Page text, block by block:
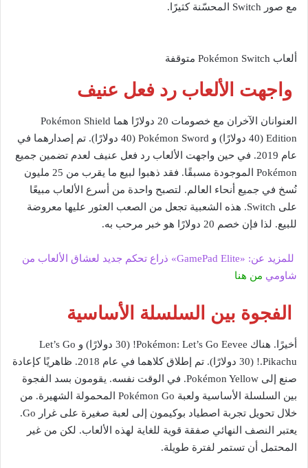
مع صور Switch المحسّنة كثيرًا.
ألعاب Pokémon Switch متوقفة
واجهت الألعاب رد فعل عنيف
العنوانان الآخران مع خصومات 20 دولارًا هما Pokémon Shield
Edition (40 دولارًا) و Pokémon Sword (40 دولارًا). تم إصدارهما في
عام 2019. في حين واجهت الألعاب رد فعل عنيف لعدم تضمين جميع
Pokémon الموجودة مسبقًا. فقد ذهبوا لبيع ما يقرب من 25 مليون
نُسخ في جميع أنحاء العالم. لتصبح واحدة من أسرع الألعاب مبيعًا
على Switch. هذه الشعبية تجعل من الصعب العثور عليها معروضة
للبيع. لذا فإن خصم 20 دولارًا هو خبر مرحب به.
للمزيد عن: «GamePad Elite» ذراع تحكم جديد لعشاق الألعاب من
شاومي من هنا
الفجوة بين السلسلة الأساسية
أخيرًا. هناك Pokémon: Let’s Go Eevee! (30 دولارًا) و Let’s Go
.Pikachu! (30 دولارًا). تم إطلاق كلاهما في عام 2018. ظاهريًا كإعادة
صنع إلى Pokémon Yellow. في الوقت نفسه. يقومون بسد الفجوة
بين السلسلة الأساسية ولعبة Pokémon Go المحمولة الشهيرة. من
خلال تحويل تجربة اصطياد بوكيمون إلى لعبة صغيرة على غرار Go.
يعتبر النصف النهائي صفقة قوية للغاية لهذه الألعاب. لكن من غير
المحتمل أن تستمر لفترة طويلة.